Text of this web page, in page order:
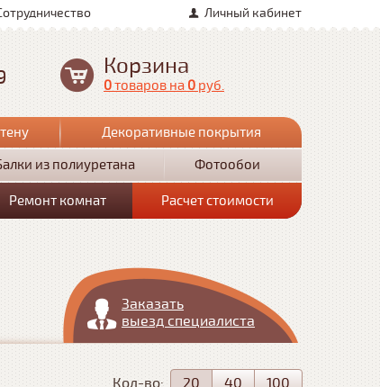
Личный кабинет
Корзина
0товаров на 0 руб.
Декоративные покрытия
из полиуретана Фотообои
Ремонт комнат Расчет стоимости
Заказать
выезд специалиста
Кол-во: 20 40 100